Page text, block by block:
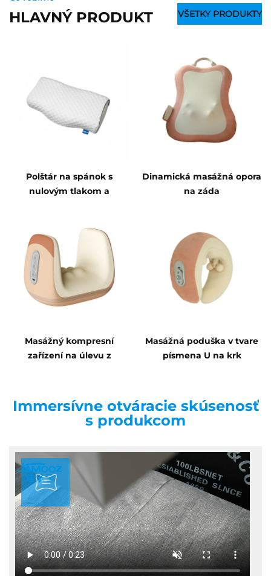
HLAVNÝ PRODUKT VŠETKY PRODUKTY
Polštár na spánok s
nulovým tlakom a
Dinamická masážná opora
na záda
Masážný kompresní
zařízení na úlevu z
Masážná poduška v tvare
písmena U na krk
Immersívne otváracie skúsenosť
s produkcom